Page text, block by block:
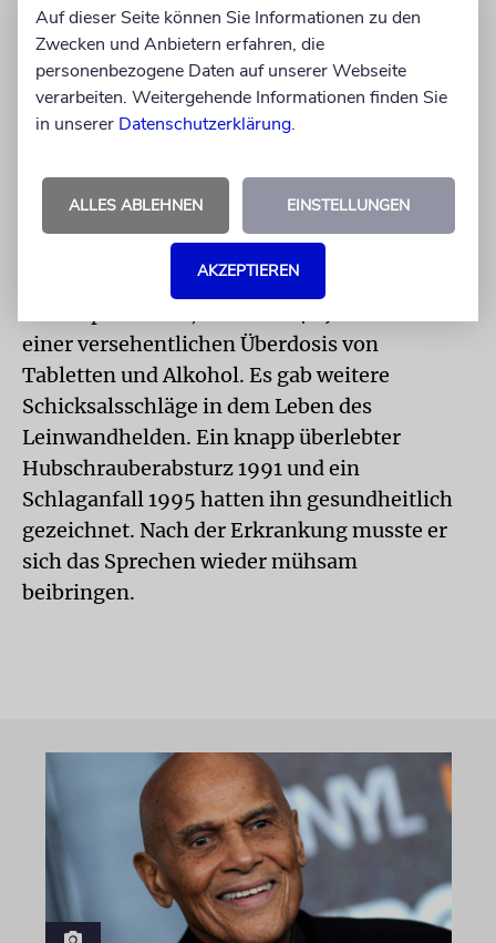
stolz, dein Sohn zu
sein.«
Mit seiner zweiten Frau hatte Douglas
ebenfalls zwei Söhne. Der Jüngste,
einer versehentlichen Überdosis von
Tabletten und Alkohol. Es gab weitere
Schicksalsschläge in dem Leben des
Leinwandhelden. Ein knapp überlebter
Hubschrauberabsturz 1991 und ein
Schlaganfall 1995 hatten ihn gesundheitlich
gezeichnet. Nach der Erkrankung musste er
sich das Sprechen wieder mühsam
beibringen.
Auf dieser Seite können Sie Informationen zu den
Zwecken und Anbietern erfahren, die
personenbezogene Daten auf unserer Webseite
verarbeiten. Weitergehende Informationen finden Sie
in unserer Datenschutzerklärung.
ALLES ABLEHNEN EINSTELLUNGEN
AKZEPTIEREN